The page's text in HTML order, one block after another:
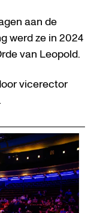
aan de
werd ze in 2024
van Leopold.
vicerector